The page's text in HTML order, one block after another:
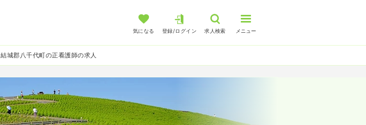
気になる 登録/ログイン 求人検索 メニュー
結城郡八千代町の正看護師の求人